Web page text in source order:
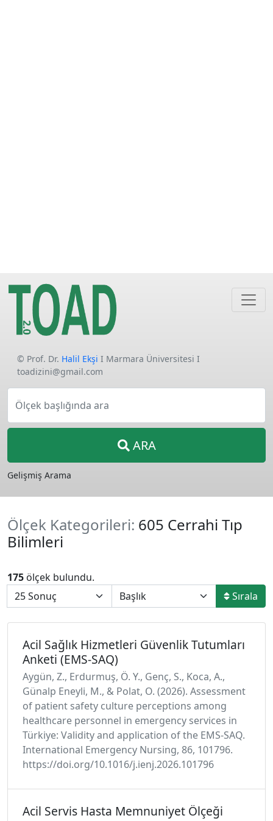
© Prof. Dr. Halil Ekşi I Marmara Üniversitesi I
toadizini@gmail.com
Ölçek başlığında ara
ARA
Gelişmiş Arama
Ölçek Kategorileri: 605 Cerrahi Tıp
Bilimleri
175 ölçek bulundu.
Sırala
Acil Sağlık Hizmetleri Güvenlik Tutumları
Anketi (EMS-SAQ)
Aygün, Z., Erdurmuş, Ö. Y., Genç, S., Koca, A.,
Günalp Eneyli, M., & Polat, O. (2026). Assessment
of patient safety culture perceptions among
healthcare personnel in emergency services in
Türkiye: Validity and application of the EMS-SAQ.
International Emergency Nursing, 86, 101796.
https://doi.org/10.1016/j.ienj.2026.101796
Acil Servis Hasta Memnuniyet Ölçeği